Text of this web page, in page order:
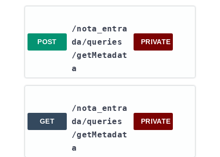
POST
/nota_entra
da​/queries​
/getMetadat
a
PRIVATE
GET
/nota_entra
da​/queries​
/getMetadat
a
PRIVATE